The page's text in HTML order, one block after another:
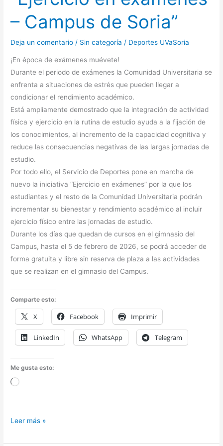
– Campus de Soria”
Deja un comentario / Sin categoría / Deportes UVaSoria
¡En época de exámenes muévete!
Durante el periodo de exámenes la Comunidad Universitaria se
enfrenta a situaciones de estrés que pueden llegar a
condicionar el rendimiento académico.
Está ampliamente demostrado que la integración de actividad
física y ejercicio en la rutina de estudio ayuda a la fijación de
los conocimientos, al incremento de la capacidad cognitiva y
reduce las consecuencias negativas de las largas jornadas de
estudio.
Por todo ello, el Servicio de Deportes pone en marcha de
nuevo la iniciativa “Ejercicio en exámenes” por la que los
estudiantes y el resto de la Comunidad Universitaria podrán
incrementar su bienestar y rendimiento académico al incluir
ejercicio físico entre las jornadas de estudio.
Durante los días que quedan de cursos en el gimnasio del
Campus, hasta el 5 de febrero de 2026, se podrá acceder de
forma gratuita y libre sin reserva de plaza a las actividades
que se realizan en el gimnasio del Campus.
Comparte esto:
X Facebook Imprimir
LinkedIn WhatsApp Telegram
Me gusta esto:
Cargando...
“Ejercicio
Leer más »